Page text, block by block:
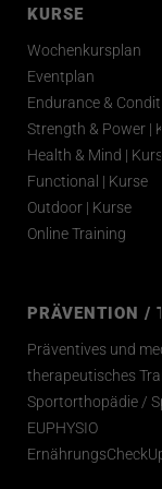
KURSE
Wochenkursplan
Eventplan
Endurance &
Strength & Power |
Health & Mind | Kurse
Functional | Kurse
Outdoor | Kurse
Online Training
PRÄVENTION /
Präventives und
therapeutisches
Sportorthopädie /
EUPHYSIO